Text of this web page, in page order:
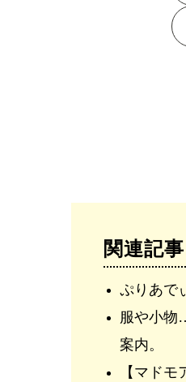
関連記事
ぷりあで
服や小物
案内。
【マド